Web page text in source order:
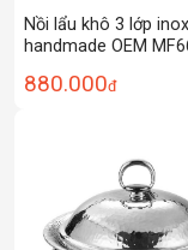
Nồi lẩu khô 3 lớp
handmade OEM
880.000đ